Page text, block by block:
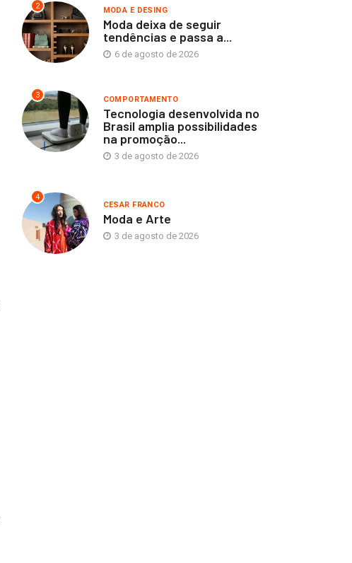
2 MODA E DESING
Moda deixa de seguir
tendências e passa a...
6 de agosto de 2026
3 COMPORTAMENTO
Tecnologia desenvolvida no
Brasil amplia possibilidades
na promoção...
3 de agosto de 2026
4
CESAR FRANCO
Moda e Arte
3 de agosto de 2026